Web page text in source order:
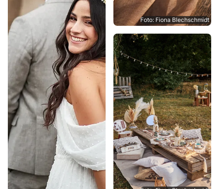
Foto: Fiona Blechschmidt